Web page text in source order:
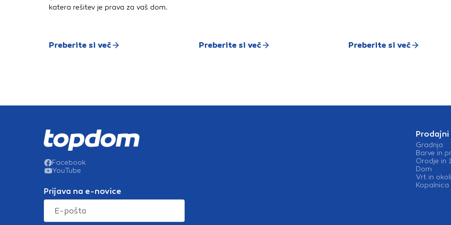
vonjEnostavna za
deloMožen nanos tudi z
katera rešitev je prava za vaš dom.
Preberite si več Preberite si več Preberite si več
Facebook
YouTube
Prijava na e-novice
Gradnja
Barve in
Orodje in
Dom
Vrt in